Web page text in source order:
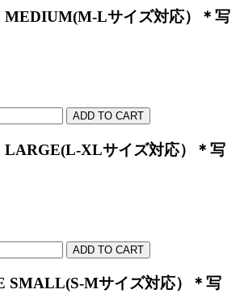
MEDIUM(M-Lサイズ対応）＊写
LARGE(L-XLサイズ対応）＊写
SMALL(S-Mサイズ対応）＊写